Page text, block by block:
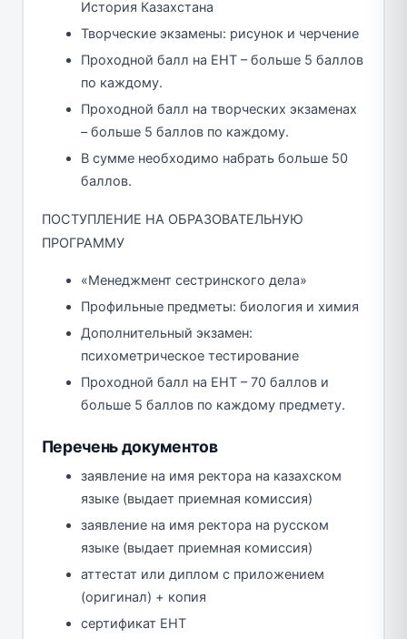
История Казахстана
Творческие экзамены: рисунок и черчение
Проходной балл на ЕНТ – больше 5 баллов
по каждому.
Проходной балл на творческих экзаменах
– больше 5 баллов по каждому.
В сумме необходимо набрать больше 50
баллов.
ПОСТУПЛЕНИЕ НА ОБРАЗОВАТЕЛЬНУЮ
ПРОГРАММУ
«Менеджмент сестринского дела»
Профильные предметы: биология и химия
Дополнительный экзамен:
психометрическое тестирование
Проходной балл на ЕНТ – 70 баллов и
больше 5 баллов по каждому предмету.
Перечень документов
заявление на имя ректора на казахском
языке (выдает приемная комиссия)
заявление на имя ректора на русском
языке (выдает приемная комиссия)
аттестат или диплом с приложением
(оригинал) + копия
сертификат ЕНТ